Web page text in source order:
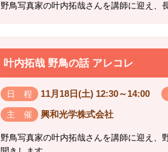
野鳥写真家の叶内拓哉さんを講師に迎え、
叶内拓哉 野鳥の話 アレコレ
日 程 11月18日(土) 12:30～14:00
主 催 興和光学株式会社
野鳥写真家の叶内拓哉さんを講師に迎え、